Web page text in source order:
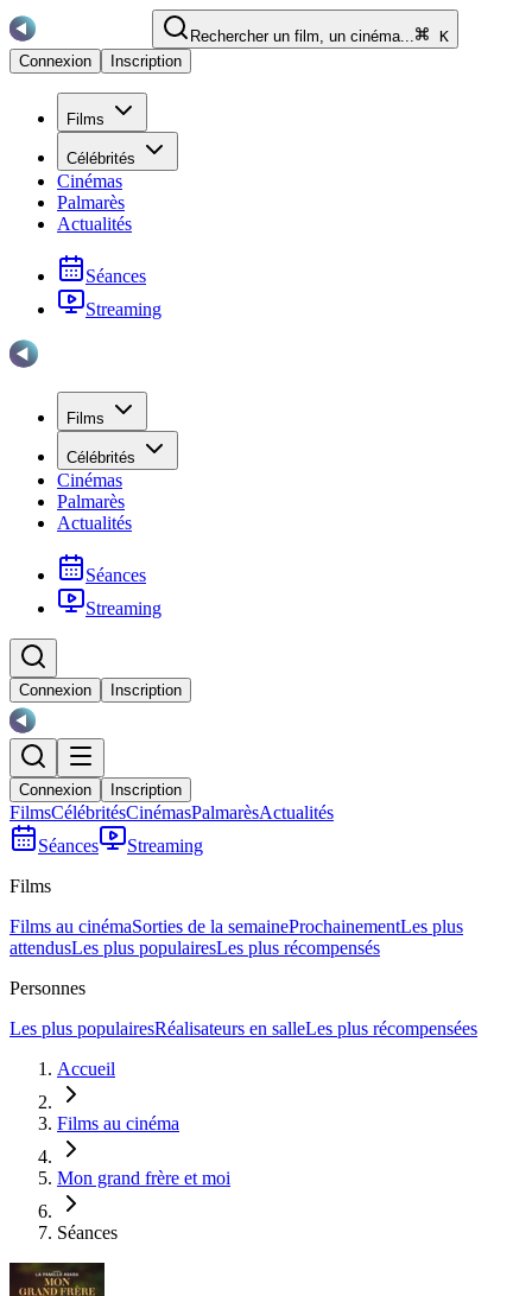
Rechercher un film, un cinéma...
K
Connexion
Inscription
Films
Célébrités
Cinémas
Palmarès
Actualités
Séances
Streaming
Films
Célébrités
Cinémas
Palmarès
Actualités
Séances
Streaming
Connexion Inscription
Connexion Inscription
FilmsCélébritésCinémasPalmarèsActualités
Séances
Streaming
Films
Films au cinémaSorties de la semaineProchainementLes plus
attendusLes plus populairesLes plus récompensés
Personnes
Les plus populairesRéalisateurs en salleLes plus récompensées
Accueil
Films au cinéma
Mon grand frère et moi
Séances